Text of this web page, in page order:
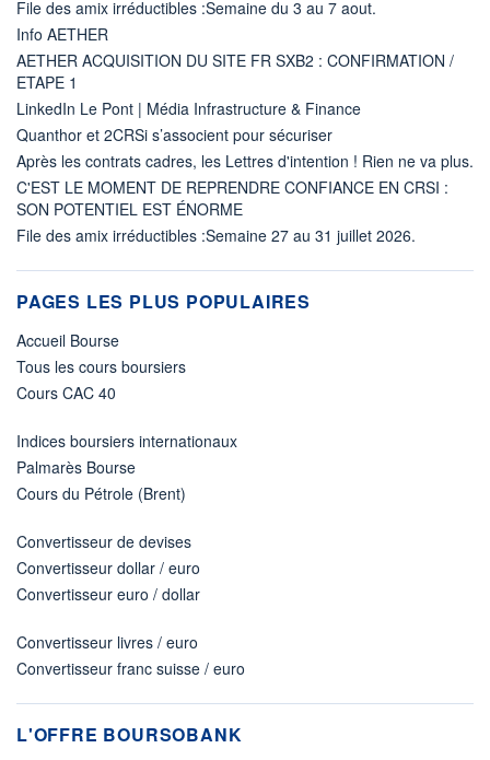
File des amix irréductibles :Semaine du 3 au 7 aout.
Info AETHER
AETHER ACQUISITION DU SITE FR SXB2 : CONFIRMATION /
ETAPE 1
LinkedIn Le Pont | Média Infrastructure & Finance
Quanthor et 2CRSi s’associent pour sécuriser
Après les contrats cadres, les Lettres d'intention ! Rien ne va plus.
C'EST LE MOMENT DE REPRENDRE CONFIANCE EN CRSI :
SON POTENTIEL EST ÉNORME
File des amix irréductibles :Semaine 27 au 31 juillet 2026.
PAGES LES PLUS POPULAIRES
Accueil Bourse
Tous les cours boursiers
Cours CAC 40
Indices boursiers internationaux
Palmarès Bourse
Cours du Pétrole (Brent)
Convertisseur de devises
Convertisseur dollar / euro
Convertisseur euro / dollar
Convertisseur livres / euro
Convertisseur franc suisse / euro
L'OFFRE BOURSOBANK